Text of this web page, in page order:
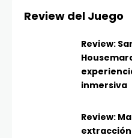
Review del Juego
Review:
inmersiva
Review: